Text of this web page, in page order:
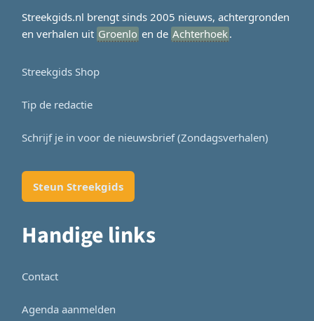
Streekgids.nl brengt sinds 2005 nieuws, achtergronden
en verhalen uit Groenlo en de Achterhoek.
Streekgids Shop
Tip de redactie
Schrijf je in voor de nieuwsbrief (Zondagsverhalen)
Steun Streekgids
Handige links
Contact
Agenda aanmelden